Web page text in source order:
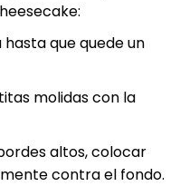
que quede un
molidas con la
altos, colocar
contra el fondo.